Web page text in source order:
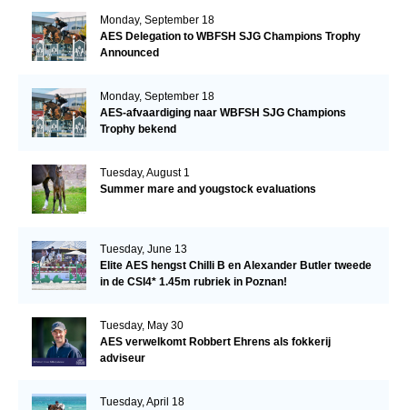
Monday, September 18
AES Delegation to WBFSH SJG Champions Trophy
Announced
Monday, September 18
AES-afvaardiging naar WBFSH SJG Champions
Trophy bekend
Tuesday, August 1
Summer mare and yougstock evaluations
Tuesday, June 13
Elite AES hengst Chilli B en Alexander Butler tweede
in de CSI4* 1.45m rubriek in Poznan!
Tuesday, May 30
AES verwelkomt Robbert Ehrens als fokkerij
adviseur
Tuesday, April 18